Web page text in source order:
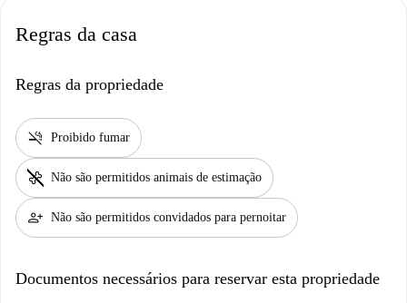
Regras da casa
Regras da propriedade
smoke_free Proibido fumar
pet_supplies Não são permitidos animais de estimação
person_add Não são permitidos convidados para pernoitar
Documentos necessários para reservar esta propriedade